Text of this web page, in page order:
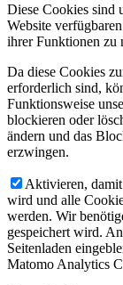
Diese Cookies sind
Website
ihrer Funktionen zu
Da diese Cookies
erforderlich sind,
Funktionsweise
blockieren oder
ändern und das
erzwingen.
Aktivieren,
wird und alle
werden. Wir
gespeichert wird.
Seitenladen
Matomo Analytics